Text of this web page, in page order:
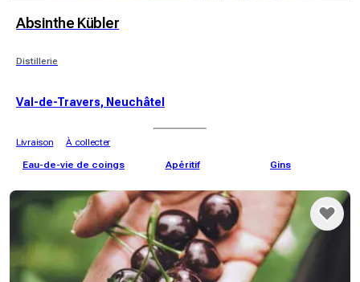
Absinthe Kübler
Distillerie
Val-de-Travers, Neuchâtel
Livraison
À collecter
Eau-de-vie de coings
Apéritif Gins